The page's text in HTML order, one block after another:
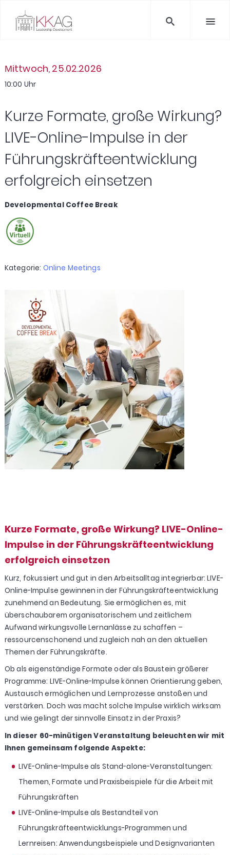
Kurze Formate, große Wirkung?
LIVE-Online-Impulse in der
Führungskräfteentwicklung
erfolgreich einsetzen
Мittwoch, 25.02.2026
10:00 Uhr
Developmental Coffee Break
Kategorie: Online Meetings
Kurze Formate, große Wirkung? LIVE-Online-
Impulse in der Führungskräfteentwicklung
erfolgreich einsetzen
Kurz, fokussiert und gut in den Arbeitsalltag integrierbar: LIVE-
Online-Impulse gewinnen in der Führungskräfteentwicklung
zunehmend an Bedeutung. Sie ermöglichen es, mit
überschaubarem organisatorischem und zeitlichem
Aufwand wirkungsvolle Lernanlässe zu schaffen –
ressourcenschonend und zugleich nah an den aktuellen
Themen der Führungskräfte.
Ob als eigenständige Formate oder als Baustein größerer
Programme: LIVE-Online-Impulse können Orientierung geben,
Austausch ermöglichen und Lernprozesse anstoßen und
verstärken. Doch was macht solche Impulse wirklich wirksam
und wie gelingt der sinnvolle Einsatz in der Praxis?
In dieser 60-minütigen Veranstaltung beleuchten wir mit
Ihnen gemeinsam folgende Aspekte:
LIVE-Online-Impulse als Stand-alone-Veranstaltungen:
Themen, Formate und Praxisbeispiele für die Arbeit mit
Führungskräften
LIVE-Online-Impulse als Bestandteil von
Führungskräfteentwicklungs-Programmen und
Lernreisen: Anwendungsbeispiele und Designvarianten